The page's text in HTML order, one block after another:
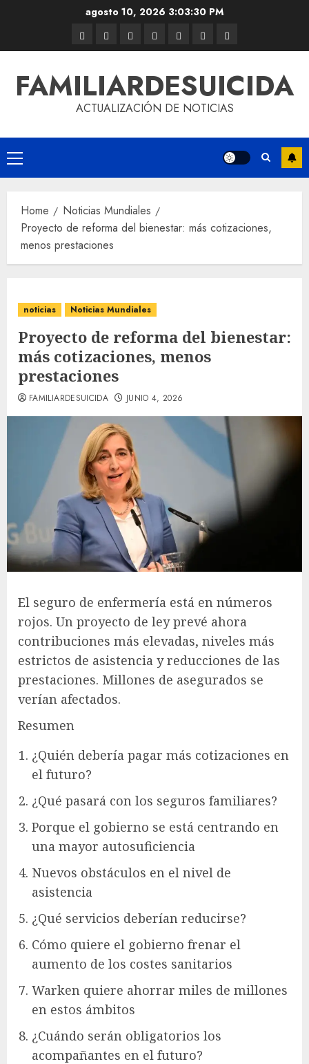
agosto 10, 20263:03:31 PM
FAMILIARDESUICIDA
ACTUALIZACIÓN DE NOTICIAS
Home
Noticias Mundiales
Proyecto de reforma del bienestar: más cotizaciones,
menos prestaciones
noticias Noticias Mundiales
Proyecto de reforma del bienestar:
más cotizaciones, menos
prestaciones
FAMILIARDESUICIDA JUNIO 4, 2026
El seguro de enfermería está en números
rojos. Un proyecto de ley prevé ahora
contribuciones más elevadas, niveles más
estrictos de asistencia y reducciones de las
prestaciones. Millones de asegurados se
verían afectados.
Resumen
¿Quién debería pagar más cotizaciones en
el futuro?
¿Qué pasará con los seguros familiares?
Porque el gobierno se está centrando en
una mayor autosuficiencia
Nuevos obstáculos en el nivel de
asistencia
¿Qué servicios deberían reducirse?
Cómo quiere el gobierno frenar el
aumento de los costes sanitarios
Warken quiere ahorrar miles de millones
en estos ámbitos
¿Cuándo serán obligatorios los
acompañantes en el futuro?